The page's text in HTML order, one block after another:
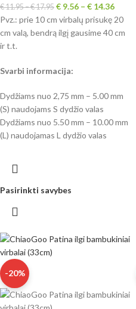
€11.95–€17.95 € 9.56 – € 14.36
Pvz.: prie 10 cm virbalų prisukę 20
cm valą, bendrą ilgį gausime 40 cm
ir t.t.
Svarbi informacija:
Dydžiams nuo 2,75 mm – 5.00 mm
(S) naudojams S dydžio valas
Dydžiams nuo 5.50 mm – 10.00 mm
(L) naudojamas L dydžio valas
Pasirinkti savybes
-20%